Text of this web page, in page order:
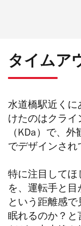
タイムア
水道橋駅近くに
けたのはクライ
（KDa）で、
でデザインされ
特に注目してほ
を、運転手と
という距離感
眠れるのか？と